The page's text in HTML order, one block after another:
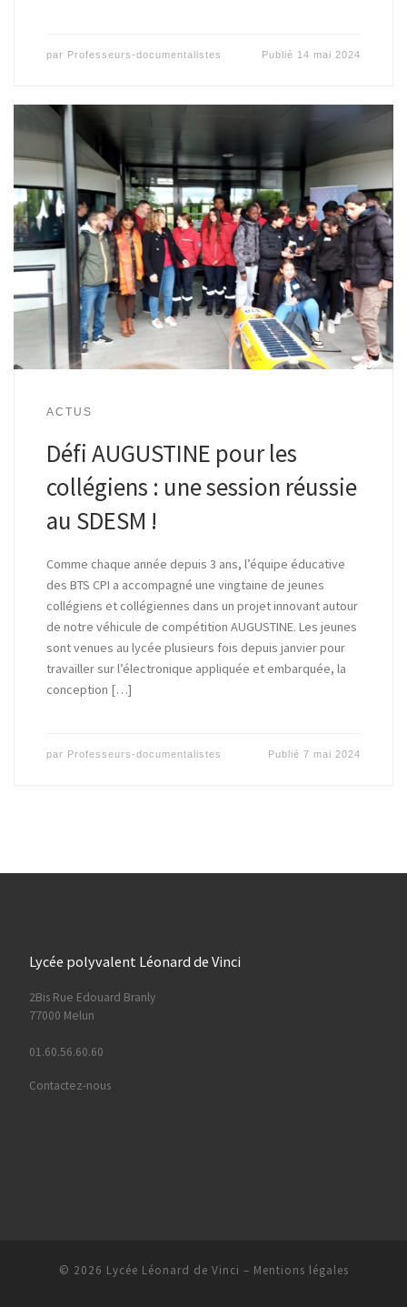
par Professeurs-documentalistes Publié 14 mai 2024
ACTUS
Défi AUGUSTINE pour les
collégiens : une session réussie
au SDESM !
Comme chaque année depuis 3 ans, l’équipe éducative
des BTS CPI a accompagné une vingtaine de jeunes
collégiens et collégiennes dans un projet innovant autour
de notre véhicule de compétition AUGUSTINE. Les jeunes
sont venues au lycée plusieurs fois depuis janvier pour
travailler sur l’électronique appliquée et embarquée, la
conception […]
par Professeurs-documentalistes Publié7 mai 2024
Lycée polyvalent Léonard de Vinci
2Bis Rue Edouard Branly
77000 Melun
01.60.56.60.60
Contactez-nous
© 2026 Lycée Léonard de Vinci – Mentions légales